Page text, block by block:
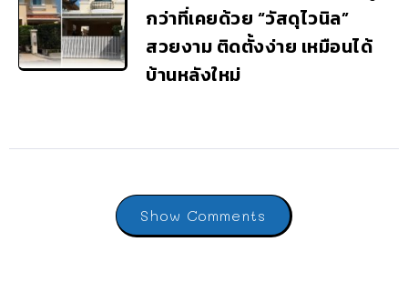
กว่าที่เคยด้วย “วัสดุไวนิล”
สวยงาม ติดตั้งง่าย เหมือนได้
บ้านหลังใหม่
Show Comments